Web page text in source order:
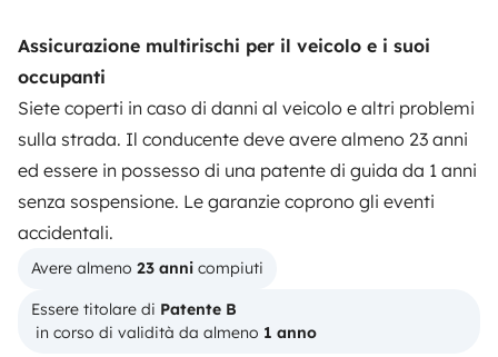
Assicurazione multirischi per il veicolo e i suoi
occupanti
Siete coperti in caso di danni al veicolo e altri problemi
sulla strada. Il conducente deve avere almeno 23 anni
ed essere in possesso di una patente di guida da 1 anni
senza sospensione. Le garanzie coprono gli eventi
accidentali.
Avere almeno 23 anni compiuti
Essere titolare di Patente B
in corso di validità da almeno 1 anno
4.05/5 su 239 recensioni clienti su Trusted Shops
Instagram
X PinterestFacebook
NOLEGGIO CAMPER
Noleggiare un camper
Primi passi in camper